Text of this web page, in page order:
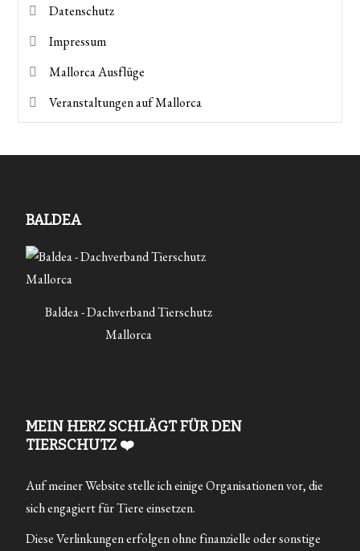
Datenschutz
Impressum
Mallorca Ausflüge
Veranstaltungen auf Mallorca
BALDEA
Baldea - Dachverband Tierschutz
Mallorca
MEIN HERZ SCHLÄGT FÜR DEN
TIERSCHUTZ ❤️
Auf meiner Website stelle ich einige Organisationen vor, die
sich engagiert für Tiere einsetzen.
Diese Verlinkungen erfolgen ohne finanzielle oder sonstige